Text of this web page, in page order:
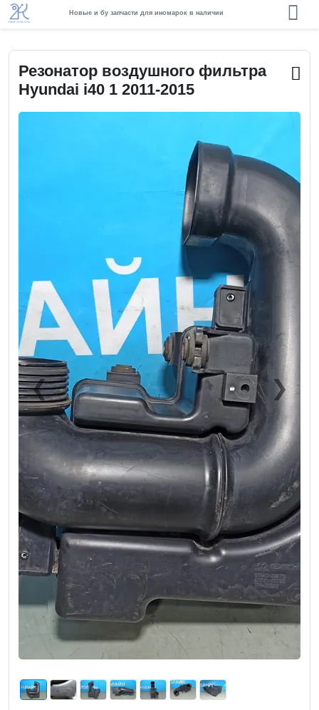
Новые и бу запчасти для иномарок в наличии
Резонатор воздушного фильтра
Hyundai i40 1 2011-2015
❮Previous ❯
Next